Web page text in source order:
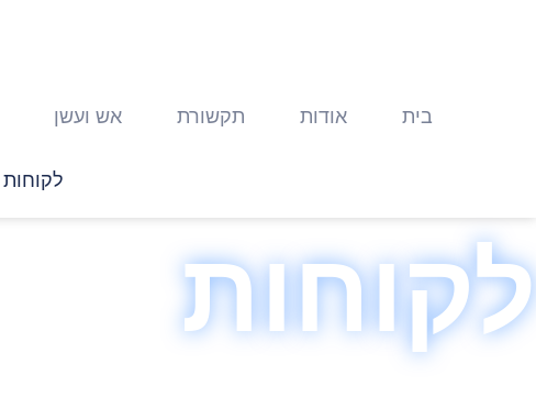
בית אודות תקשורת אש ועשן
לקוחות
לקוחות